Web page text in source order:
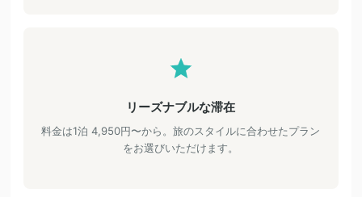
リーズナブルな滞在
料金は1泊 4,950円〜から。旅のスタイルに合わせたプラン
をお選びいただけます。